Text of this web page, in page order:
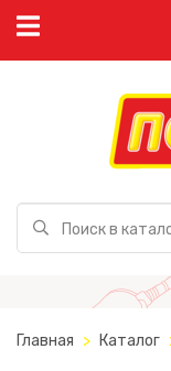
Главная Каталог